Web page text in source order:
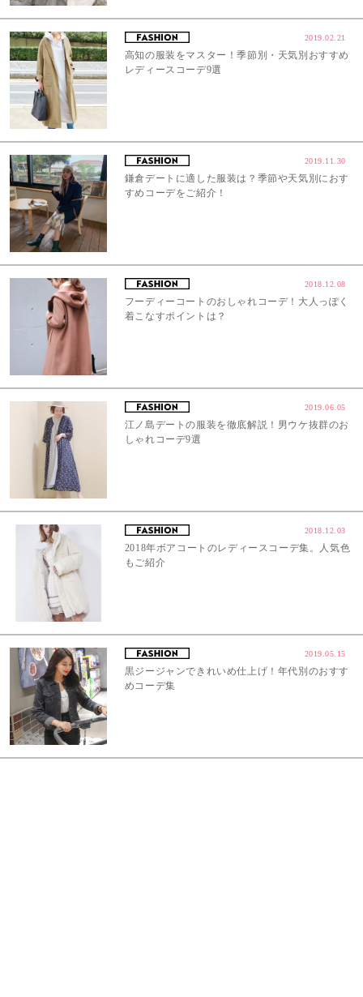
2019.02.21
高知の服装をマスター！季節別・天気別おすすめ
レディースコーデ9選
2019.11.30
鎌倉デートに適した服装は？季節や天気別におす
すめコーデをご紹介！
2018.12.08
フーディーコートのおしゃれコーデ！大人っぽく
着こなすポイントは？
2019.06.05
江ノ島デートの服装を徹底解説！男ウケ抜群のお
しゃれコーデ9選
2018.12.03
2018年ボアコートのレディースコーデ集。人気色
もご紹介
2019.05.15
黒ジージャンできれいめ仕上げ！年代別のおすす
めコーデ集